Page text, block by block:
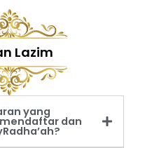
Lazim
yang
dan